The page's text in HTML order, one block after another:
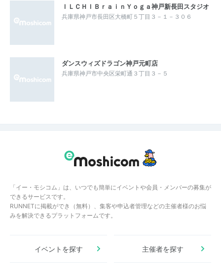
ＩＬＣＨＩＢｒａｉｎＹｏｇａ神戸新長田スタジオ
兵庫県神戸市長田区大橋町５丁目３－１－３０６
ダンスウィズドラゴン神戸元町店
兵庫県神戸市中央区栄町通３丁目３－５
「イー・モシコム」は、いつでも簡単にイベントや会員・メンバーの募集が
できるサービスです。
RUNNETに掲載ができ（無料）、集客や申込者管理などの主催者様のお悩
みを解決できるプラットフォームです。
イベントを探す 主催者を探す